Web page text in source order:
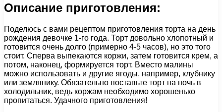
Описание приготовления:
Поделюсь с вами рецептом приготовления торта на день
рождения девочке 1-го года. Торт довольно хлопотный и
готовится очень долго (примерно 4-5 часов), но это того
стоит. Сперва выпекаются коржи, затем готовится крем, а
потом, наконец, формируется торт. Вместо малины
можно использовать и другие ягоды, например, клубнику
или землянику. Обязательно поставьте торт на ночь в
холодильник, ведь коржам необходимо хорошенько
пропитаться. Удачного приготовления!